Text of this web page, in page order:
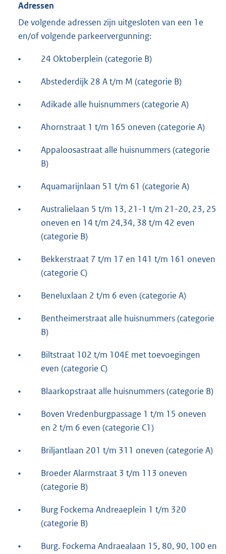
Adressen
De volgende adressen zijn uitgesloten van een 1e
en/of volgende parkeervergunning:
• 24 Oktoberplein (categorie B)
• Abstederdijk 28 A t/m M (categorie B)
• Adikade alle huisnummers (categorie A)
• Ahornstraat 1 t/m 165 oneven (categorie A)
•
Appaloosastraat alle huisnummers (categorie
B)
• Aquamarijnlaan 51 t/m 61 (categorie A)
•
Australielaan 5 t/m 13, 21-1 t/m 21-20, 23, 25
oneven en 14 t/m 24,34, 38 t/m 42 even
(categorie B)
•
Bekkerstraat 7 t/m 17 en 141 t/m 161 oneven
(categorie C)
• Beneluxlaan 2 t/m 6 even (categorie A)
•
Bentheimerstraat alle huisnummers (categorie
B)
•
Biltstraat 102 t/m 104E met toevoegingen
even (categorie C)
• Blaarkopstraat alle huisnummers (categorie B)
•
Boven Vredenburgpassage 1 t/m 15 oneven
en 2 t/m 6 even (categorie C1)
• Briljantlaan 201 t/m 311 oneven (categorie A)
•
Broeder Alarmstraat 3 t/m 113 oneven
(categorie B)
•
Burg Fockema Andreaeplein 1 t/m 320
(categorie B)
• Burg. Fockema Andraealaan 15, 80, 90, 100 en